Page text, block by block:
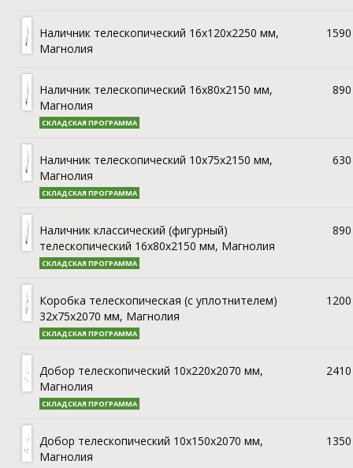
Наличник телескопический 16х120x2250 мм,
Магнолия
Наличник телескопический 16х80x2150 мм,
Магнолия
СКЛАДСКАЯ ПРОГРАММА
Наличник телескопический 10х75x2150 мм,
Магнолия
СКЛАДСКАЯ ПРОГРАММА
Наличник классический (фигурный)
телескопический 16х80x2150 мм, Магнолия
СКЛАДСКАЯ ПРОГРАММА
Коробка телескопическая (с уплотнителем)
32х75x2070 мм, Магнолия
СКЛАДСКАЯ ПРОГРАММА
Добор телескопический 10х220x2070 мм,
Магнолия
СКЛАДСКАЯ ПРОГРАММА
Добор телескопический 10х150x2070 мм,
Магнолия